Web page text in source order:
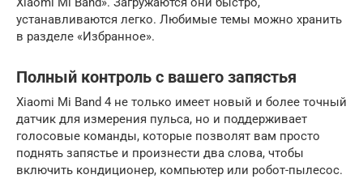
устанавливаются легко. Любимые темы можно хранить
в разделе «Избранное».
Полный контроль с вашего запястья
Xiaomi Mi Band 4 не только имеет новый и более точный
датчик для измерения пульса, но и поддерживает
голосовые команды, которые позволят вам просто
поднять запястье и произнести два слова, чтобы
включить кондиционер, компьютер или робот-пылесос.